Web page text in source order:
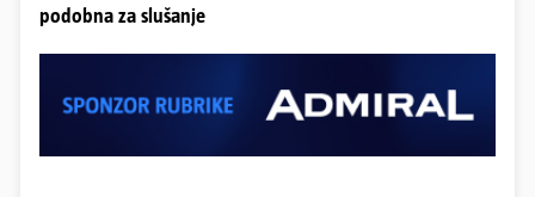
podobna za slušanje